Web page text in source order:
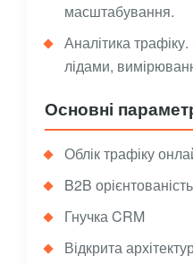
масштабування.
Аналітика
лідами,
Основні
Облік трафіку
B2B орієнтованість
Гнучка CRM
Відкрита